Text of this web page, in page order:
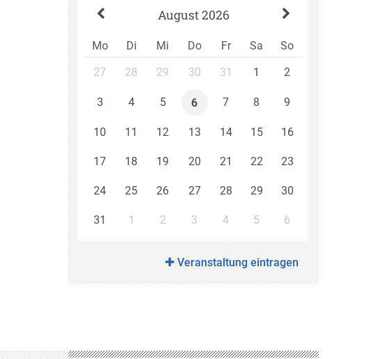
August 2026
Mo Di Mi Do Fr Sa
So
27
28 29 30 31 1 2
3 4 5 6 7 8 9
10 11 12 13 14 15 16
17 18 19 20 21 22 23
24 25 26 27 28 29 30
31 1 2 3 4 5 6
Veranstaltung eintragen